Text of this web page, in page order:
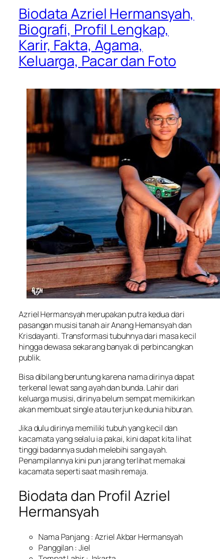
Biodata Azriel Hermansyah,
Biografi, Profil Lengkap,
Karir, Fakta, Agama,
Keluarga, Pacar dan Foto
Azriel Hermansyah merupakan putra kedua dari
pasangan musisi tanah air Anang Hemansyah dan
Krisdayanti. Transformasi tubuhnya dari masa kecil
hingga dewasa sekarang banyak di perbincangkan
publik.
Bisa dibilang beruntung karena nama dirinya dapat
terkenal lewat sang ayah dan bunda. Lahir dari
keluarga musisi, dirinya belum sempat memikirkan
akan membuat single atau terjun ke dunia hiburan.
Jika dulu dirinya memiliki tubuh yang kecil dan
kacamata yang selalu ia pakai, kini dapat kita lihat
tinggi badannya sudah melebihi sang ayah.
Penampilannya kini pun jarang terlihat memakai
kacamata seperti saat masih remaja.
Biodata dan Profil Azriel
Hermansyah
Nama Panjang : Azriel Akbar Hermansyah
Panggilan : Jiel